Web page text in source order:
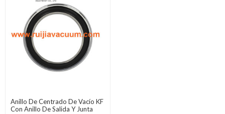
Anillo De Centrado De Vacío KF
Con Anillo De Salida Y Junta